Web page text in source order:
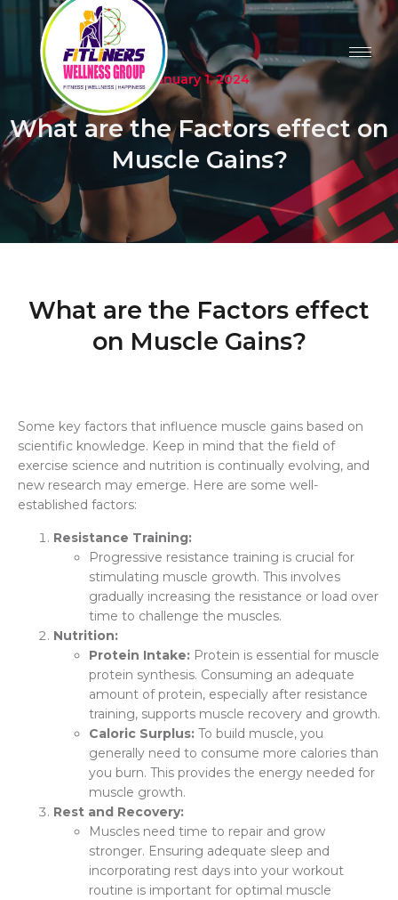
January 1, 2024
What are the Factors effect on
Muscle Gains?
What are the Factors effect
on Muscle Gains?
Some key factors that influence muscle gains based on
scientific knowledge. Keep in mind that the field of
exercise science and nutrition is continually evolving, and
new research may emerge. Here are some well-
established factors:
Resistance Training:
Progressive resistance training is crucial for
stimulating muscle growth. This involves
gradually increasing the resistance or load over
time to challenge the muscles.
Nutrition:
Protein Intake: Protein is essential for muscle
protein synthesis. Consuming an adequate
amount of protein, especially after resistance
training, supports muscle recovery and growth.
Caloric Surplus: To build muscle, you
generally need to consume more calories than
you burn. This provides the energy needed for
muscle growth.
Rest and Recovery:
Muscles need time to repair and grow
stronger. Ensuring adequate sleep and
incorporating rest days into your workout
routine is important for optimal muscle